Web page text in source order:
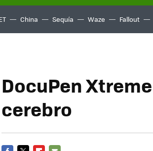
China Sequía Waze Fallout
DocuPen
cerebro